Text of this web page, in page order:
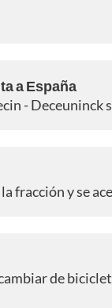
a España
- Deceuninck
fracción y se
de